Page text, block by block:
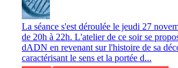
La séance s'est déroulée le jeudi 27
de 20h à 22h. L'atelier de ce soir se
dADN en revenant sur l'histoire de sa
caractérisant le sens et la portée d...